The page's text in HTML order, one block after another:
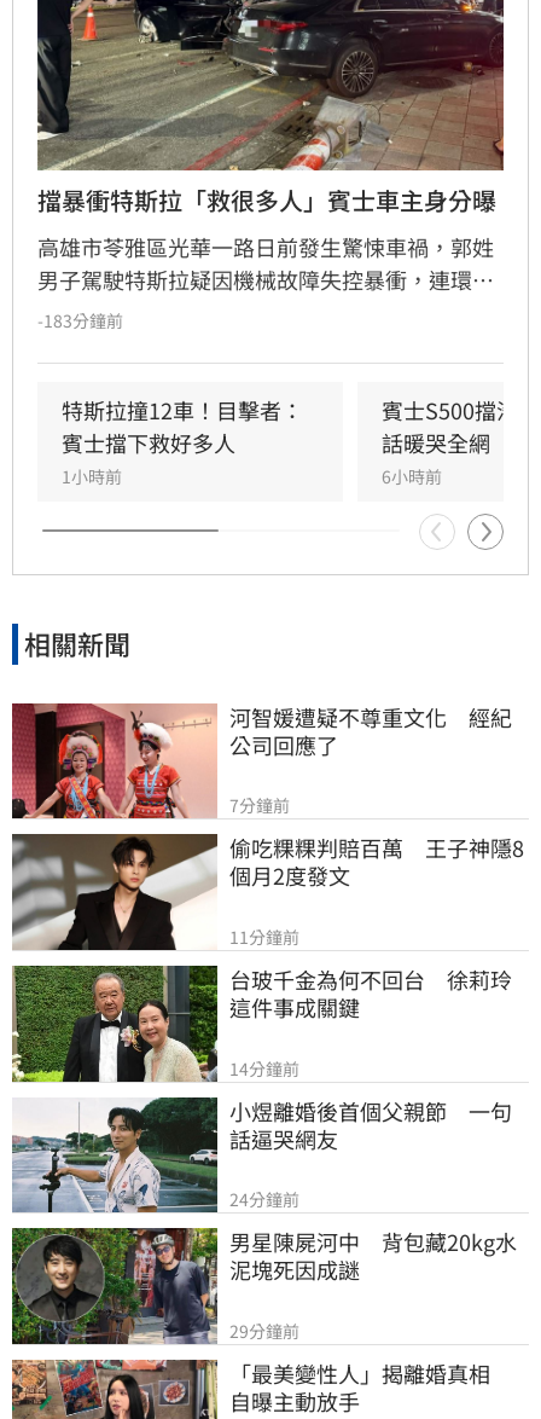
擋暴衝特斯拉「救很多人」賓士車主身分曝
高雄市苓雅區光華一路日前發生驚悚車禍，郭姓
男子駕駛特斯拉疑因機械故障失控暴衝，連環撞
擊12輛汽機車及單車，所幸僅造成3人輕傷。肇
光，竟是擁有1.4萬粉絲的網紅「超級土豆粉」，
同時也是嘉義知名甜甜圈店老闆。
-183分鐘前
特斯拉撞12車！目擊者：
賓士擋下救好多人
1小時前
賓士S500擋浩
話暖哭全網
6小時前
相關新聞
河智媛遭疑不尊重文化　經紀
公司回應了
7分鐘前
偷吃粿粿判賠百萬　王子神隱8
個月2度發文
11分鐘前
台玻千金為何不回台　徐莉玲
這件事成關鍵
14分鐘前
小煜離婚後首個父親節　一句
話逼哭網友
24分鐘前
男星陳屍河中　背包藏20kg水
泥塊死因成謎
29分鐘前
「最美變性人」揭離婚真相
自曝主動放手